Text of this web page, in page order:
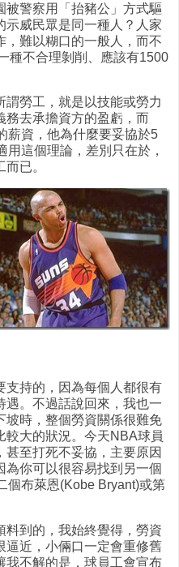
被警察用「抬豬公」方式驅
示威民眾是同一種人？人家
，難以糊口的一般人，而不
種不合理剝削、應該有1500
勞工，就是以技能或勞力
務去承擔資方的盈虧，而
薪資，他為什麼要妥協於5
這個理論，差別只在於，
已。
支持的，因為每個人都很有
遇。不過話說回來，我也一
坡時，整個勞資關係很難免
較大的狀況。今天NBA球員
至打死不妥協，主要原因
為你可以很容易找到另一個
個布萊恩(Kobe Bryant)或第
料到的，我始終覺得，勞資
逼近，小倆口一定會重修舊
我不解的是，球員工會宣布